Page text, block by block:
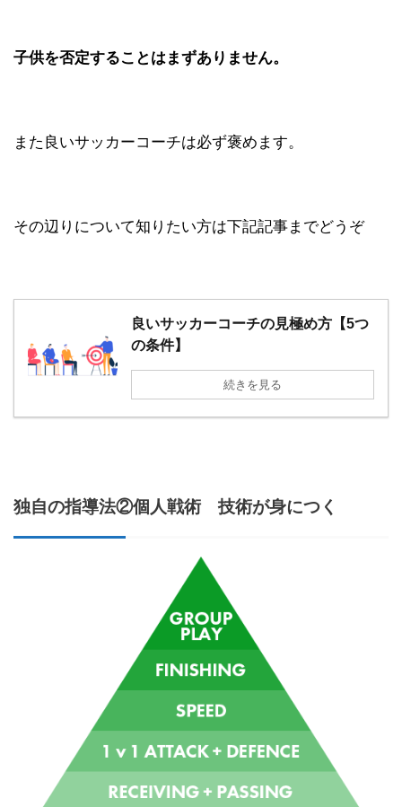
子供を否定することはまずありません。
また良いサッカーコーチは必ず褒めます。
その辺りについて知りたい方は下記記事までどうぞ
良いサッカーコーチの見極め方【5つ
の条件】
続きを見る
独自の指導法②個人戦術 技術が身につく